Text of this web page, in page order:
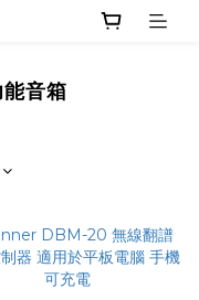
音箱